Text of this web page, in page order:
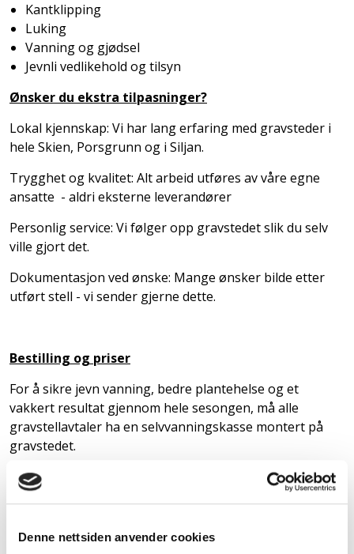
Denne nettsiden anvender cookies
Kantklipping
Luking
Vanning og gjødsel
Jevnli vedlikehold og tilsyn
Ønsker du ekstra tilpasninger?
Lokal kjennskap: Vi har lang erfaring med gravsteder i
hele Skien, Porsgrunn og i Siljan.
Trygghet og kvalitet: Alt arbeid utføres av våre egne
ansatte - aldri eksterne leverandører
Personlig service: Vi følger opp gravstedet slik du selv
ville gjort det.
Dokumentasjon ved ønske: Mange ønsker bilde etter
utført stell - vi sender gjerne dette.
Bestilling og priser
For å sikre jevn vanning, bedre plantehelse og et
vakkert resultat gjennom hele sesongen, må alle
gravstellavtaler ha en selvvanningskasse montert på
gravstedet.
Vi tilbyr to forskjellige stellavtaler, slik at du kan velge
det som passer best for deg og gravstedet